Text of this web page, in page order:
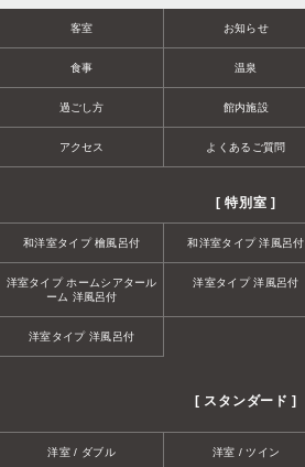
客室 お知らせ
食事 温泉
過ごし方 館内施設
アクセス よくあるご質問
[ 特別室 ]
和洋室タイプ 檜風呂付 和洋室タイプ 洋風呂付
洋室タイプ ホームシアタール
ーム 洋風呂付
洋室タイプ 洋風呂付
洋室タイプ 洋風呂付
[ スタンダード ]
洋室 / ダブル 洋室 / ツイン